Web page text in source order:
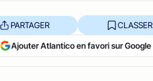
PARTAGER CLASSER
Ajouter Atlantico en favori sur Google